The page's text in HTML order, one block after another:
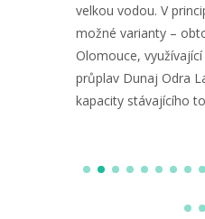
velkou vodou. V
možné varianty –
Olomouce,
průplav Dunaj Odra
kapacity stávajícího